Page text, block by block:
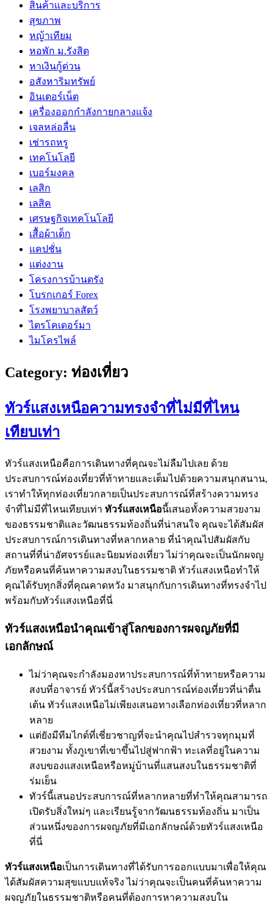
สินค้าและบริการ
สุขภาพ
หญ้าเทียม
หอพัก ม.รังสิต
หาเงินกู้ด่วน
อสังหาริมทรัพย์
อินเตอร์เน็ต
เครื่องออกกำลังกายกลางแจ้ง
เจลหล่อลื่น
เช่ารถหรู
เทคโนโลยี
เบอร์มงคล
เลสิก
เลสิค
เศรษฐกิจเทคโนโลยี
เสื้อผ้าเด็ก
แคปชั่น
แต่งงาน
โครงการบ้านตรัง
โบรกเกอร์ Forex
โรงพยาบาลสัตว์
ไตรโคเดอร์มา
ไมโครไพล์
Category: ท่องเที่ยว
ทัวร์แสงเหนือความทรงจำที่ไม่มีที่ไหน
เทียบเท่า
ทัวร์แสงเหนือคือการเดินทางที่คุณจะไม่ลืมไปเลย ด้วย
ประสบการณ์ท่องเที่ยวที่ท้าทายและเต็มไปด้วยความสนุกสนาน,
เราทำให้ทุกท่องเที่ยวกลายเป็นประสบการณ์ที่สร้างความทรง
จำที่ไม่มีที่ไหนเทียบเท่า ทัวร์แสงเหนือนี้เสนอทั้งความสวยงาม
ของธรรมชาติและวัฒนธรรมท้องถิ่นที่น่าสนใจ คุณจะได้สัมผัส
ประสบการณ์การเดินทางที่หลากหลาย ที่นำคุณไปสัมผัสกับ
สถานที่ที่น่าอัศจรรย์และนิยมท่องเที่ยว ไม่ว่าคุณจะเป็นนักผจญ
ภัยหรือคนที่ค้นหาความสงบในธรรมชาติ ทัวร์แสงเหนือทำให้
คุณได้รับทุกสิ่งที่คุณคาดหวัง มาสนุกกับการเดินทางที่ทรงจำไป
พร้อมกับทัวร์แสงเหนือที่นี่
ทัวร์แสงเหนือนำคุณเข้าสู่โลกของการผจญภัยที่มี
เอกลักษณ์
ไม่ว่าคุณจะกำลังมองหาประสบการณ์ที่ท้าทายหรือความ
สงบที่อาจารย์ ทัวร์นี้สร้างประสบการณ์ท่องเที่ยวที่น่าตื่น
เต้น ทัวร์แสงเหนือไม่เพียงเสนอทางเลือกท่องเที่ยวที่หลาก
หลาย
แต่ยังมีทีมไกด์ที่เชี่ยวชาญที่จะนำคุณไปสำรวจทุกมุมที่
สวยงาม ทั้งภูเขาที่เขาขึ้นไปสู่ฟากฟ้า ทะเลที่อยู่ในความ
สงบของแสงเหนือหรือหมู่บ้านที่แสนสงบในธรรมชาติที่
ร่มเย็น
ทัวร์นี้เสนอประสบการณ์ที่หลากหลายที่ทำให้คุณสามารถ
เปิดรับสิ่งใหม่ๆ และเรียนรู้จากวัฒนธรรมท้องถิ่น มาเป็น
ส่วนหนึ่งของการผจญภัยที่มีเอกลักษณ์ด้วยทัวร์แสงเหนือ
ที่นี่
ทัวร์แสงเหนือเป็นการเดินทางที่ได้รับการออกแบบมาเพื่อให้คุณ
ได้สัมผัสความสุขแบบแท้จริง ไม่ว่าคุณจะเป็นคนที่ค้นหาความ
ผจญภัยในธรรมชาติหรือคนที่ต้องการหาความสงบใน